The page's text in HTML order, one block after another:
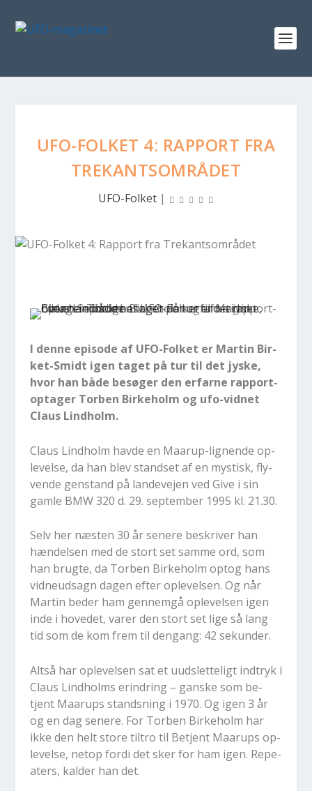
UFO-FOLKET 4: RAPPORT FRA
TREKANTSOMRÅDET
UFO-Folket|
I den­ne epi­so­de af UFO-Fol­ket er Mar­tin Bir­
ket-Smidt igen ta­get på tur til det jy­ske,
hvor han både be­sø­ger den er­far­ne rap­port-
op­ta­ger Tor­ben Bir­ke­holm og ufo-vid­net
Claus Lindholm.
Claus Lind­holm hav­de en Maarup-lig­nen­de op­
le­vel­se, da han blev stand­s­et af en mystisk, fly­
ven­de gen­stand på lan­de­vej­en ved Give i sin
gam­le BMW 320 d. 29. sep­tem­ber 1995 kl. 21.30.
Selv her næ­sten 30 år se­ne­re be­skri­ver han
hæn­del­sen med de stort set sam­me ord, som
han brug­te, da Tor­ben Bir­ke­holm op­tog hans
vid­neud­sagn da­gen ef­ter op­le­vel­sen. Og når
Mar­tin be­der ham gen­nem­gå op­le­vel­sen igen
inde i ho­ve­d­et, va­rer den stort set lige så lang
tid som de kom frem til den­gang: 42 sekunder.
Alt­så har op­le­vel­sen sat et uud­s­let­te­ligt ind­tryk i
Claus Lind­holms erin­dring – gan­ske som be­
tjent Maarups stands­ning i 1970. Og igen 3 år
og en dag se­ne­re. For Tor­ben Bir­ke­holm har
ikke den helt sto­re til­tro til Be­tjent Maarups op­
le­vel­se, net­op for­di det sker for ham igen. Repe­
a­ters, kal­der han det.